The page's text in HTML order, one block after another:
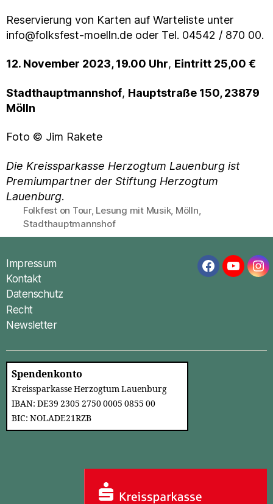
Reservierung von Karten auf Warteliste unter
info@folksfest-moelln.de oder Tel. 04542 / 870 00.
12. November 2023, 19.00 Uhr, Eintritt 25,00 €
Stadthauptmannshof, Hauptstraße 150, 23879
Mölln
Foto © Jim Rakete
Die Kreissparkasse Herzogtum Lauenburg ist
Premiumpartner der Stiftung Herzogtum
Lauenburg.
Schlagwörter
Folkfest on Tour, Lesung mit Musik, Mölln
Stadthauptmannshof
Impressum
Kontakt
Datenschutz
Recht
Newsletter
Facebook
Spendenkonto
Kreissparkasse Herzogtum Lauenburg
IBAN: DE39 2305 2750 0005 0855 00
BIC: NOLADE21RZB